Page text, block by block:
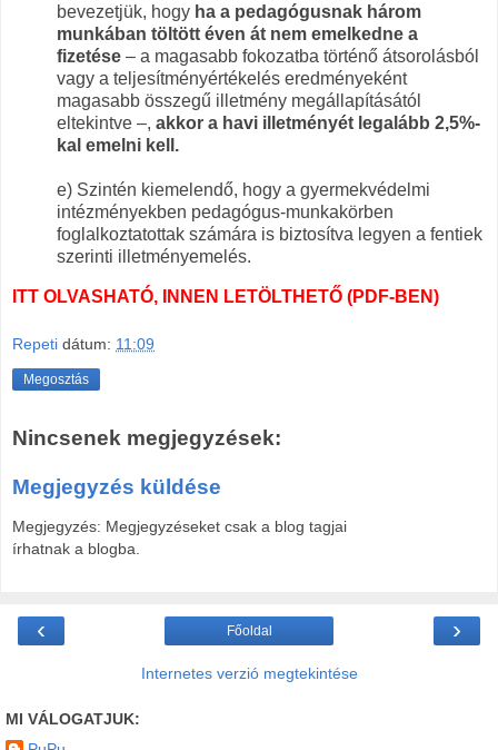
bevezetjük, hogy ha a pedagógusnak három
munkában töltött éven át nem emelkedne a
fizetése – a magasabb fokozatba történő átsorolásból
vagy a teljesítményértékelés eredményeként
magasabb összegű illetmény megállapításától
eltekintve –, akkor a havi illetményét legalább 2,5%-
kal emelni kell.
e) Szintén kiemelendő, hogy a gyermekvédelmi
intézményekben pedagógus-munkakörben
foglalkoztatottak számára is biztosítva legyen a fentiek
szerinti illetményemelés.
ITT OLVASHATÓ, INNEN LETÖLTHETŐ (PDF-BEN)
Repeti dátum: 11:09
Megosztás
Nincsenek megjegyzések:
Megjegyzés küldése
Megjegyzés: Megjegyzéseket csak a blog tagjai
írhatnak a blogba.
‹ ›
Főoldal
Internetes verzió megtekintése
MI VÁLOGATJUK: